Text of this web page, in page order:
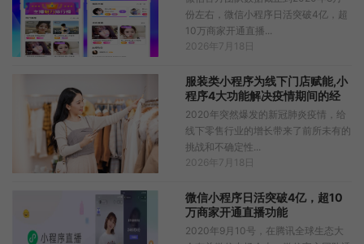
份左右，微信小程序日活突破4亿，超
10万商家开通直播...
2026年7月18日
服装类小程序为线下门店赋能,小
程序4大功能解决疫情期间的经
营难题！
2020年突然爆发的新冠肺炎疫情，给
线下零售行业的增长带来了前所未有的
挑战和不确定性...
2026年7月18日
微信小程序日活突破4亿，超10
万商家开通直播功能
2020年9月10号，在腾讯全球生态大